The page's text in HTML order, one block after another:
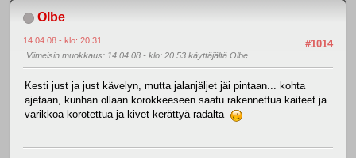
Olbe
#1014
14.04.08 - klo: 20.31
Viimeisin muokkaus: 14.04.08 - klo: 20.53 käyttäjältä Olbe
Kesti just ja just kävelyn, mutta jalanjäljet jäi pintaan... kohta
ajetaan, kunhan ollaan korokkeeseen saatu rakennettua kaiteet ja
varikkoa korotettua ja kivet kerättyä radalta